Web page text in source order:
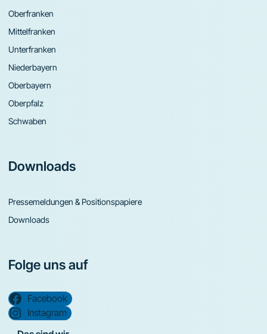
Oberfranken
Mittelfranken
Unterfranken
Niederbayern
Oberbayern
Oberpfalz
Schwaben
Downloads
Pressemeldungen & Positionspapiere
Downloads
Folge uns auf
Facebook
Instagram